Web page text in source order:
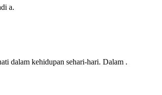
a.
dalam kehidupan sehari-hari. Dalam .